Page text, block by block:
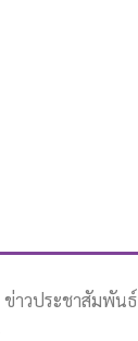
ข่าวประชาสัมพันธ์